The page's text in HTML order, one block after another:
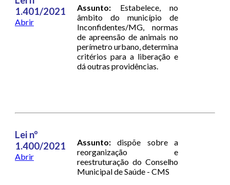
1.401/2021
Abrir
Assunto: Estabelece, no
âmbito do município de
Inconfidentes/MG, normas
de apreensão de animais no
perímetro urbano, determina
critérios para a liberação e
dá outras providências.
Lei nº
1.400/2021
Abrir
Assunto: dispõe sobre a
reorganização e
reestruturação do Conselho
Municipal de Saúde - CMS